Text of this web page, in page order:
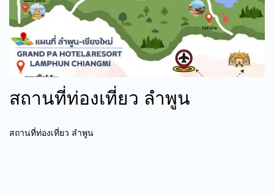
สถานที่ท่องเที่ยว ลําพูน
สถานที่ท่องเที่ยว ลําพูน